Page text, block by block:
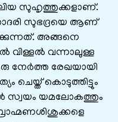
സുഹൃത്തുക്കളാണ്‌.
സുഭദ്രയെ ആണ്‌
അങ്ങനെ
വന്നാലുള്ള
നേര്‍ത്ത രേഖയായി
ചെയ്ത്‌ കൊടുത്തിട്ടും
സ്വയം യമലോകത്തും